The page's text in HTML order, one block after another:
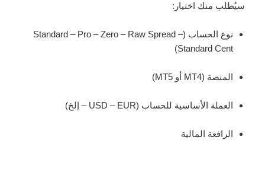
سيُطلب منك اختيار:
نوع الحساب (Standard – Pro – Zero – Raw Spread –
Standard Cent)
المنصة (MT4 أو MT5)
العملة الأساسية للحساب (USD – EUR – إلخ)
الرافعة المالية